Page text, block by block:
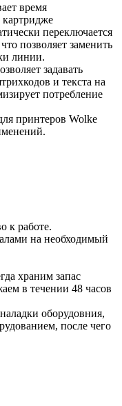
время
переключается
позволяет заменить
линии.
задавать
и текста на
потребление
принтеров Wolke
к работе.
на необходимый
храним запас
в течении 48 часов
оборудовния,
после чего